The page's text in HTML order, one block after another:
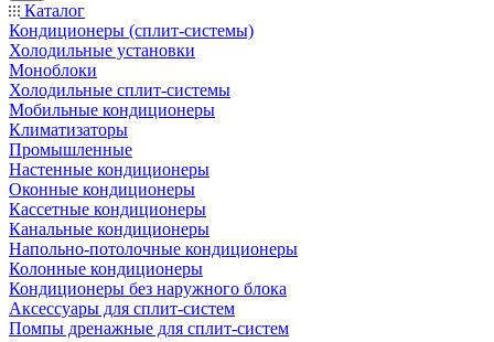
Каталог
Кондиционеры (сплит-системы)
Холодильные установки
Моноблоки
Холодильные сплит-системы
Мобильные кондиционеры
Климатизаторы
Промышленные
Настенные кондиционеры
Оконные кондиционеры
Кассетные кондиционеры
Канальные кондиционеры
Напольно-потолочные кондиционеры
Колонные кондиционеры
Кондиционеры без наружного блока
Аксессуары для сплит-систем
Помпы дренажные для сплит-систем